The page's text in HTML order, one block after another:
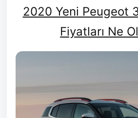
2020 Yeni Peugeot
Fiyatları Ne